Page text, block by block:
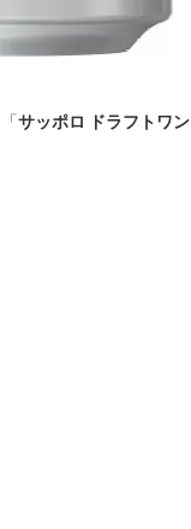
サッポロ ドラフトワン